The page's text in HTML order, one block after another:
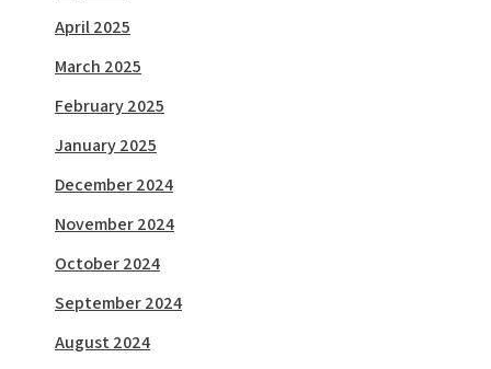
April 2025
March 2025
February 2025
January 2025
December 2024
November 2024
October 2024
September 2024
August 2024